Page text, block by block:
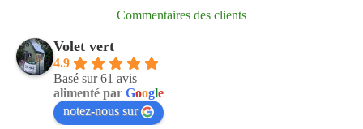
Commentaires des clients
Volet vert
4.9
Basé sur 61 avis
alimenté par Google
notez-nous sur